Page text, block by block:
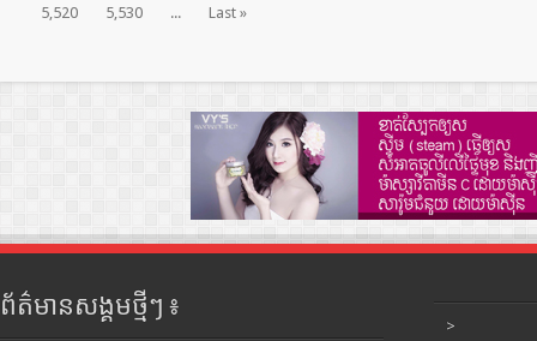
5,520 5,530 ... Last »
ព័ត៌មានសង្គមថ្មីៗ ៖
>